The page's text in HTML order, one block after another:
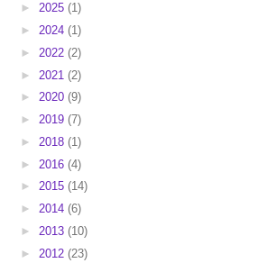
► 2025 (1)
► 2024 (1)
► 2022 (2)
► 2021 (2)
► 2020 (9)
► 2019 (7)
► 2018 (1)
► 2016 (4)
► 2015 (14)
► 2014 (6)
► 2013 (10)
► 2012 (23)